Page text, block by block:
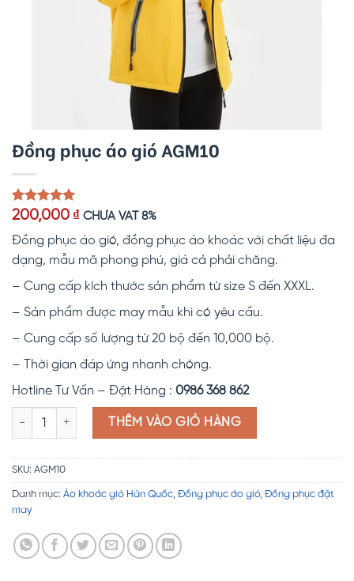
Đồng phục áo gió AGM10
5.00trên 5
dựa trên
1
đánh giá
200,000 ₫ CHƯA VAT 8%
Đồng phục áo gió, đồng phục áo khoác với chất liệu đa
dạng, mẫu mã phong phú, giá cả phải chăng.
– Cung cấp kích thước sản phẩm từ size S đến XXXL.
– Sản phẩm được may mẫu khi có yêu cầu.
– Cung cấp số lượng từ 20 bộ đến 10,000 bộ.
– Thời gian đáp ứng nhanh chóng.
Hotline Tư Vấn – Đặt Hàng : 0986 368 862
Đồng phục áo gió AGM10 số lượng
THÊM VÀO GIỎ HÀNG
SKU: AGM10
Danh mục: Áo khoác gió Hàn Quốc, Đồng phục áo gió, Đồng phục đặt
may